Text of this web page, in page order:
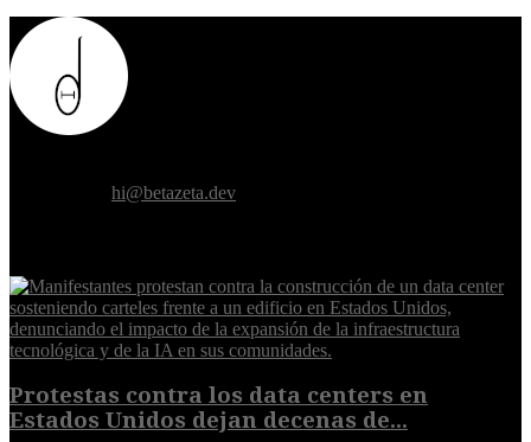
hi@betazeta.dev
Protestas contra los data centers en
Estados Unidos dejan decenas de...